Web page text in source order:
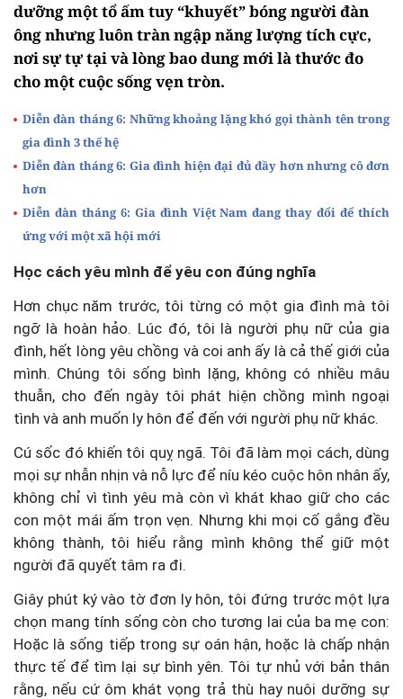
dưỡng một tổ ấm tuy “khuyết” bóng người đàn
ông nhưng luôn tràn ngập năng lượng tích cực,
nơi sự tự tại và lòng bao dung mới là thước đo
cho một cuộc sống vẹn tròn.
Diễn đàn tháng 6: Những khoảng lặng khó gọi thành tên trong
gia đình 3 thế hệ
Diễn đàn tháng 6: Gia đình hiện đại đủ đầy hơn nhưng cô đơn
hơn
Diễn đàn tháng 6: Gia đình Việt Nam đang thay đổi để thích
ứng với một xã hội mới
Học cách yêu mình để yêu con đúng nghĩa
Hơn chục năm trước, tôi từng có một gia đình mà tôi
ngỡ là hoàn hảo. Lúc đó, tôi là người phụ nữ của gia
đình, hết lòng yêu chồng và coi anh ấy là cả thế giới của
mình. Chúng tôi sống bình lặng, không có nhiều mâu
thuẫn, cho đến ngày tôi phát hiện chồng mình ngoại
tình và anh muốn ly hôn để đến với người phụ nữ khác.
Cú sốc đó khiến tôi quỵ ngã. Tôi đã làm mọi cách, dùng
mọi sự nhẫn nhịn và nỗ lực để níu kéo cuộc hôn nhân ấy,
không chỉ vì tình yêu mà còn vì khát khao giữ cho các
con một mái ấm trọn vẹn. Nhưng khi mọi cố gắng đều
không thành, tôi hiểu rằng mình không thể giữ một
người đã quyết tâm ra đi.
Giây phút ký vào tờ đơn ly hôn, tôi đứng trước một lựa
chọn mang tính sống còn cho tương lai của ba mẹ con:
Hoặc là sống tiếp trong sự oán hận, hoặc là chấp nhận
thực tế để tìm lại sự bình yên. Tôi tự nhủ với bản thân
rằng, nếu cứ ôm khát vọng trả thù hay nuôi dưỡng sự